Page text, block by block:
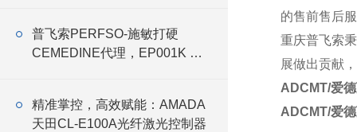
普飞索PERFSO-施敏打硬
CEMEDINE代理，EP001K 胶
精准掌控，高效赋能：AMADA
天田CL-E100A光纤激光控制器
的售前售后
重庆普飞索
展做出贡献
ADCMT/爱
ADCMT/爱